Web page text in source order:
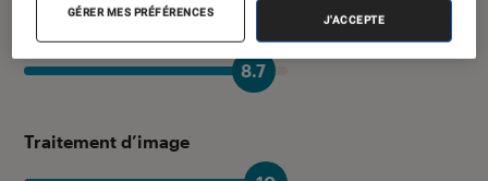
8.7
Traitement d’image
GÉRER MES PRÉFÉRENCES
J'ACCEPTE